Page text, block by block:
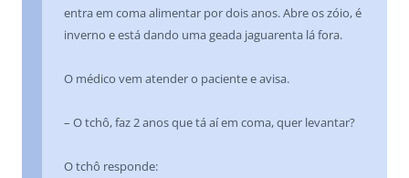
entra em coma alimentar por dois anos. Abre os zóio, é
inverno e está dando uma geada jaguarenta lá fora.
O médico vem atender o paciente e avisa.
– O tchô, faz 2 anos que tá aí em coma, quer levantar?
O tchô responde: